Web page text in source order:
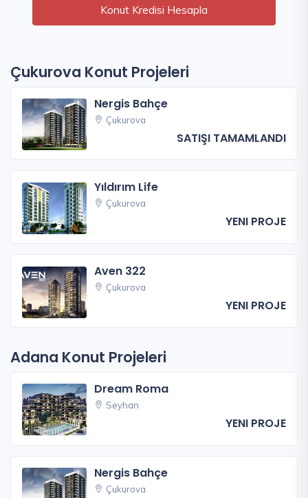
Konut Kredisi Hesapla
Çukurova Konut Projeleri
Nergis Bahçe
Çukurova
SATIŞI TAMAMLANDI
Yıldırım Life
Çukurova
YENI PROJE
Aven 322
Çukurova
YENI PROJE
Adana Konut Projeleri
Dream Roma
Seyhan
YENI PROJE
Nergis Bahçe
Çukurova